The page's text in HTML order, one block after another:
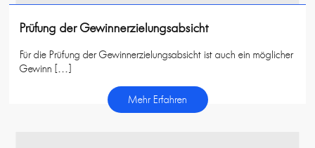
Prüfung der Gewinnerzielungsabsicht
Für die Prüfung der Gewinnerzielungsabsicht ist auch ein möglicher
Gewinn […]
Mehr Erfahren